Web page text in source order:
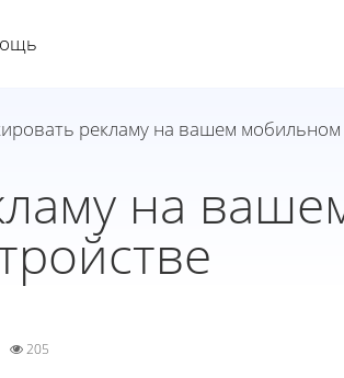
рекламу на вашем мобильном
на
205